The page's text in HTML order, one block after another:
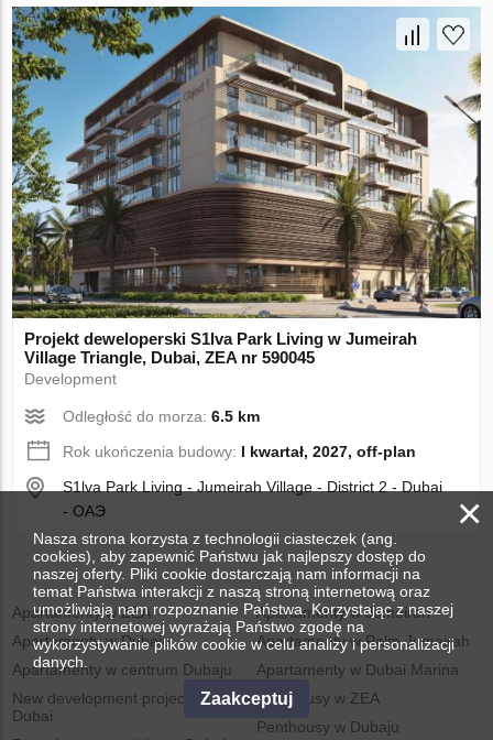
Projekt deweloperski S1lva Park Living w Jumeirah
Village Triangle, Dubai, ZEA nr 590045
Development
Odległość do morza:6.5 km
Rok ukończenia budowy: I kwartał, 2027, off-plan
S1lva Park Living - Jumeirah Village - District 2 - Dubai
- ОАЭ
Apartamenty w ZEA
Apartamenty w Dubaju
Apartamenty w centrum Dubaju
Apartamenty w Jumeirah
Apartamenty w Palm Jumeirah
Apartamenty w Dubai Marina
New development projects in
Dubai
Penthousy w ZEA
Penthousy w Dubaju
×
Nasza strona korzysta z technologii ciasteczek (ang.
cookies), aby zapewnić Państwu jak najlepszy dostęp do
naszej oferty. Pliki cookie dostarczają nam informacji na
temat Państwa interakcji z naszą stroną internetową oraz
umożliwiają nam rozpoznanie Państwa. Korzystając z naszej
strony internetowej wyrażają Państwo zgodę na
wykorzystywanie plików cookie w celu analizy i personalizacji
danych.
Zaakceptuj